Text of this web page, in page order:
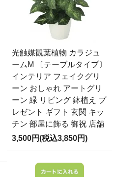
光触媒観葉植物 カラジュ
ームM 〔テーブルタイプ〕
インテリア フェイクグリ
ーン おしゃれ アートグリ
ーン 緑 リビング 鉢植え プ
レゼント ギフト 玄関 キッ
チン 部屋に飾る 御祝 店舗
3,500円(税込3,850円)